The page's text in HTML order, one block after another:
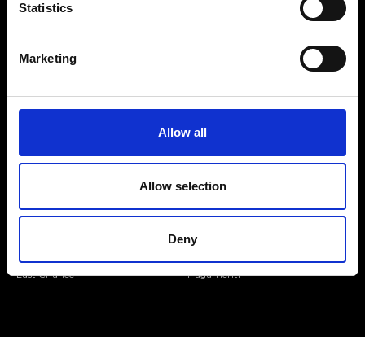
Statistics
Marketing
Allow all
Allow selection
Deny
Mondo Ripani
Uomo
Last Chance
Mondo Ripani
Spedizione e Consegna
Policy di Reso
Pagamenti